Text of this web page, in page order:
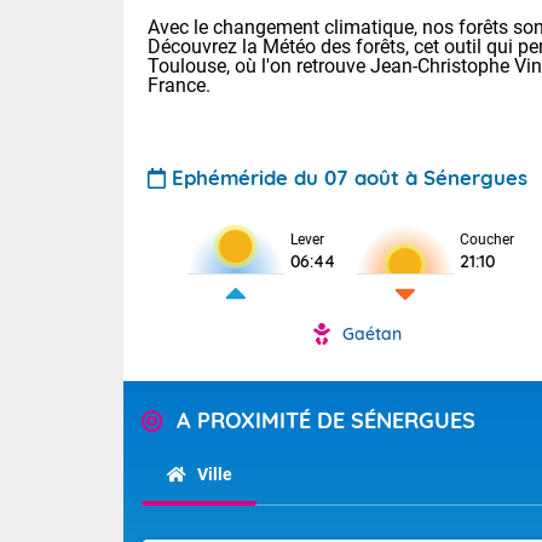
Avec le changement climatique, nos forêts
Découvrez la Météo des forêts, cet outil qui
Toulouse, où l'on retrouve Jean-Christophe
France.
Ephéméride du 07 août à Sénergues
Lever
06:44
Coucher
21:10
Gaétan
A PROXIMITÉ DE SÉNERGUES
Ville
Voici les
28 Lyon : 31
: 27 Nancy :
Calme,